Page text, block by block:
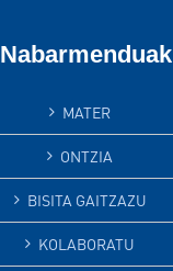
Nabarmenduak
MATER
ONTZIA
BISITA GAITZAZU
KOLABORATU